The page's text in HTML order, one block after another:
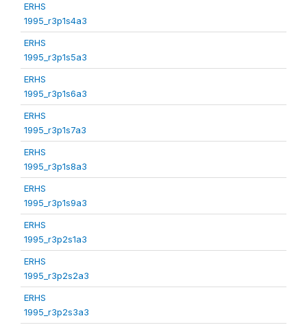
ERHS
1995_r3p1s4a3
ERHS
1995_r3p1s5a3
ERHS
1995_r3p1s6a3
ERHS
1995_r3p1s7a3
ERHS
1995_r3p1s8a3
ERHS
1995_r3p1s9a3
ERHS
1995_r3p2s1a3
ERHS
1995_r3p2s2a3
ERHS
1995_r3p2s3a3